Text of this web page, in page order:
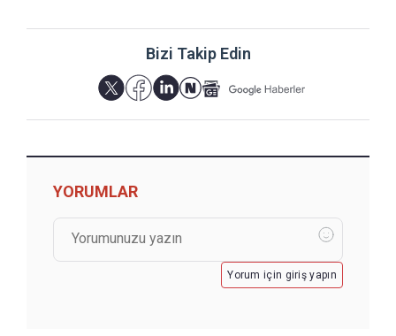
Bizi Takip Edin
YORUMLAR
Yorum için giriş yapın